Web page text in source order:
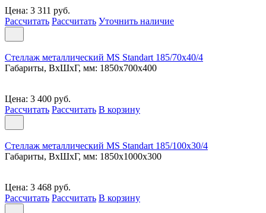
Цена: 3 311 руб.
Рассчитать Рассчитать Уточнить наличие
Стеллаж металлический MS Standart 185/70x40/4
Габариты, ВxШxГ, мм: 1850x700x400
Цена: 3 400 руб.
Рассчитать Рассчитать В корзину
Стеллаж металлический MS Standart 185/100x30/4
Габариты, ВxШxГ, мм: 1850x1000x300
Цена: 3 468 руб.
Рассчитать Рассчитать В корзину